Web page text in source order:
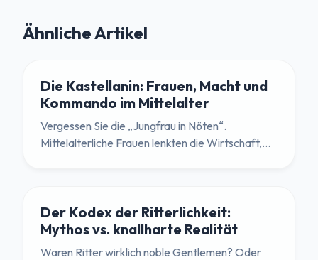
Ähnliche Artikel
Die Kastellanin: Frauen, Macht und
Kommando im Mittelalter
Vergessen Sie die „Jungfrau in Nöten“.
Mittelalterliche Frauen lenkten die Wirtschaft,
Der Kodex der Ritterlichkeit:
Mythos vs. knallharte Realität
Waren Ritter wirklich noble Gentlemen? Oder